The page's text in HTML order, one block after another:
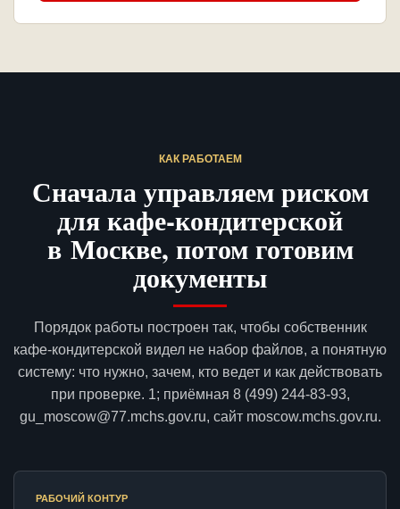
КАК РАБОТАЕМ
Сначала управляем риском
для кафе-кондитерской
в Москве, потом готовим
документы
Порядок работы построен так, чтобы собственник
кафе-кондитерской видел не набор файлов, а понятную
систему: что нужно, зачем, кто ведет и как действовать
при проверке. 1; приёмная 8 (499) 244-83-93,
gu_moscow@77.mchs.gov.ru, сайт moscow.mchs.gov.ru.
РАБОЧИЙ КОНТУР